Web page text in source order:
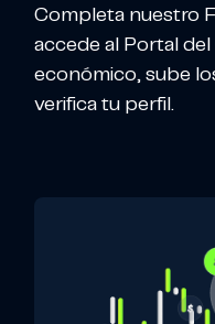
Completa nuestro
accede al Portal
económico, sube
verifica tu perfil.